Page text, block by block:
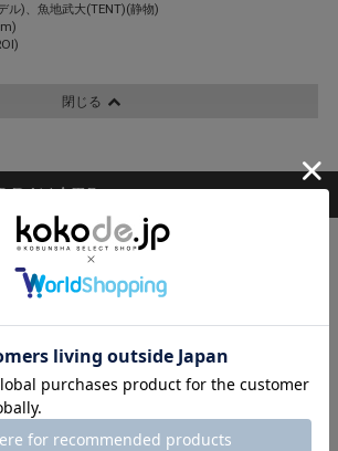
ル)、魚地武大(TENT)(静物)
閉じる
かねまるあい
こ